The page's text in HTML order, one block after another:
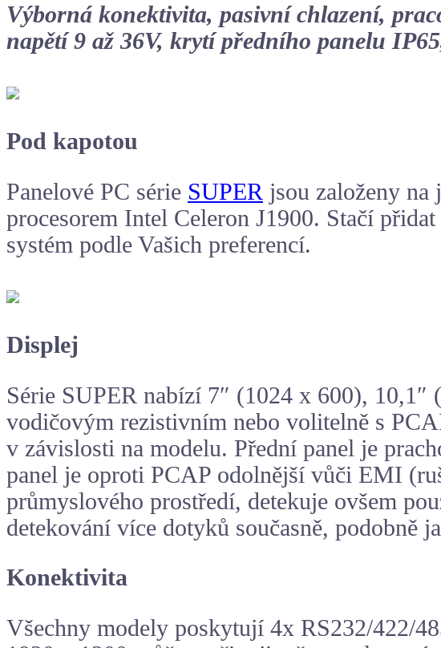
Výborná konektivita, pasivní chlazení,
napětí 9 až 36V, krytí předního panelu
Pod kapotou
Panelové PC série SUPER jsou založeny na
procesorem Intel Celeron J1900. Stačí přidat
systém podle Vašich preferencí.
Displej
Série SUPER nabízí 7″ (1024 x 600),
vodičovým rezistivním nebo volitelně s
v závislosti na modelu. Přední panel je
panel je oproti PCAP odolnější vůči EMI
průmyslového prostředí, detekuje ovšem
detekování více dotyků současně, podobně
Konektivita
Všechny modely poskytují 4x RS232/422/